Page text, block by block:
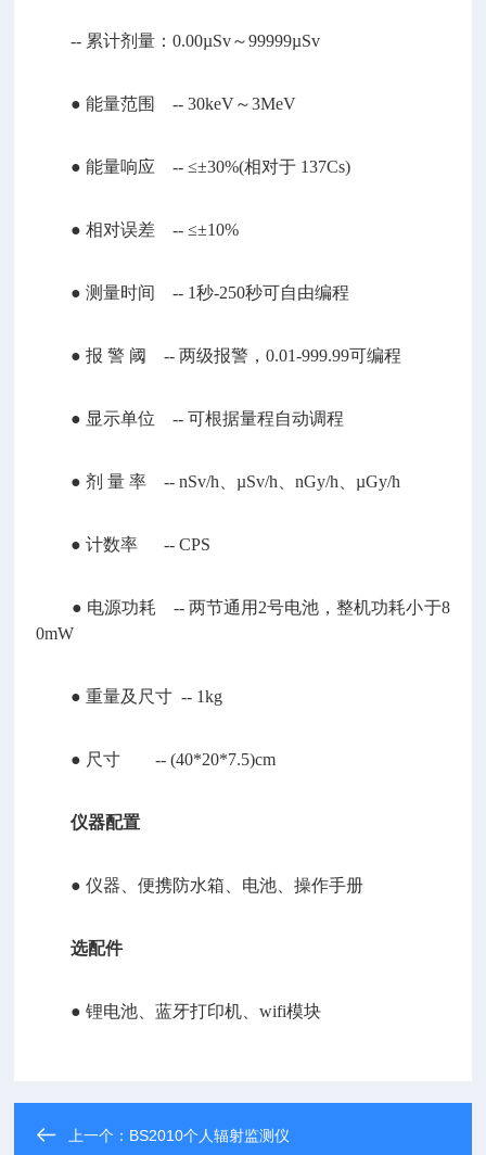
-- 累计剂量：0.00µSv～99999µSv
● 能量范围 -- 30keV～3MeV
● 能量响应 -- ≤±30%(相对于 137Cs)
● 相对误差 -- ≤±10%
● 测量时间 -- 1秒-250秒可自由编程
● 报 警 阈 -- 两级报警，0.01-999.99可编程
● 显示单位 -- 可根据量程自动调程
● 剂 量 率 -- nSv/h、µSv/h、nGy/h、µGy/h
● 计数率 -- CPS
● 电源功耗 -- 两节通用2号电池，整机功耗小于8
0mW
● 重量及尺寸 -- 1kg
● 尺寸 -- (40*20*7.5)cm
仪器配置
● 仪器、便携防水箱、电池、操作手册
选配件
● 锂电池、蓝牙打印机、wifi模块
上一个： BS2010个人辐射监测仪